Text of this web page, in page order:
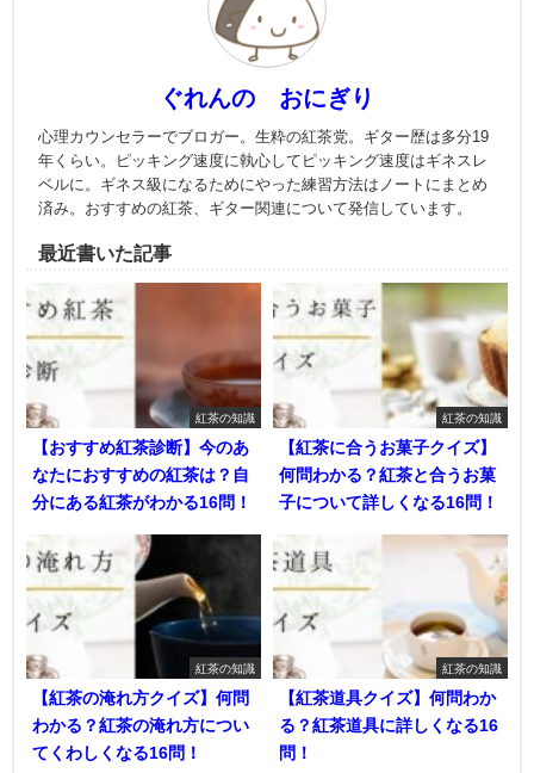
ぐれんの おにぎり
心理カウンセラーでブロガー。生粋の紅茶党。ギター歴は多分19
年くらい。ピッキング速度に執心してピッキング速度はギネスレ
ベルに。ギネス級になるためにやった練習方法はノートにまとめ
済み。おすすめの紅茶、ギター関連について発信しています。
最近書いた記事
紅茶の知識
【おすすめ紅茶診断】今のあ
なたにおすすめの紅茶は？自
分にある紅茶がわかる16問！
紅茶の知識
【紅茶に合うお菓子クイズ】
何問わかる？紅茶と合うお菓
子について詳しくなる16問！
紅茶の知識
【紅茶の淹れ方クイズ】何問
わかる？紅茶の淹れ方につい
てくわしくなる16問！
紅茶の知識
【紅茶道具クイズ】何問わか
る？紅茶道具に詳しくなる16
問！